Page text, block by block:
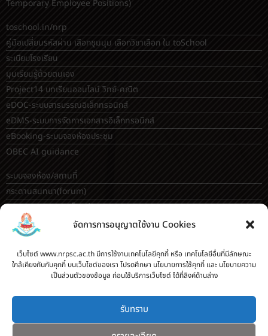
จัดการการอนุญาตใช้งาน Cookies
เว็บไซต์ www.nrpsc.ac.th มีการใช้งานเทคโนโลยีคุกกี้ หรือ เทคโนโลยีอื่นที่มีลักษณะ
ใกล้เคียงกันกับคุกกี้ บนเว็บไซต์ของเรา โปรดศึกษา นโยบายการใช้คุกกี้ และ นโยบายความ
เป็นส่วนตัวของข้อมูล ก่อนใช้บริการเว็บไซต์ ได้ที่ลิงค์ด้านล่าง
รับทราบ
หลักสูตรต้านทุจริตทุกระดับ
ปฏิทินกิจกรรม
รับสมัครคัดเลือกบุคคลเพื่อเป็นลูกจ้างชั่วคราว (Application for
Temporary Employee Positions)
toschool.in/nrp
คู่มือเปลี่ยนรหัสผ่าน เลือกชุมนุม เลือกวิชาเลือก ใน toSchool
ระเบียบโรงเรียน
มุมเรียนรู้ด้วยตนเอง
Project14 บทเรียนออนไลน์ วิทย์-คณิต
eDOC-ระบบสารบรรณอิเล็กทรอนิกส์
eDMS-ระบบการจัดการเอกสารอิเล็กทรอนิกส์
eBooking-ระบบจองห้องประชุม
OBEC AI guidance
ระบบจองห้อง/สถานที่
ขออนุญาตออกนอกโรงเรียน
ระบบส่งแผนการสอนออนไลน์
บันทึกข้อมูลเกียรติบัตร/รายงานการอบรม
ทะเบียนคำสั่ง